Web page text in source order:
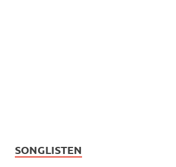
SONGLISTEN